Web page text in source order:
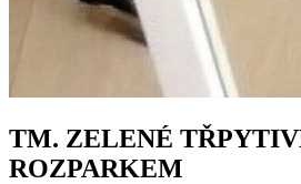
TM. ZELENÉ
ROZPARKEM